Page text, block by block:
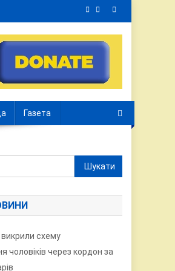
Газета
Пошук:
викрили схему
чоловіків через кордон за